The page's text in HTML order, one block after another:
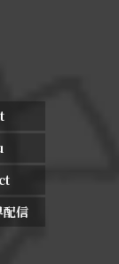
配信